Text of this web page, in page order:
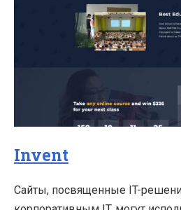
Invent
Сайты, посвященные IT-